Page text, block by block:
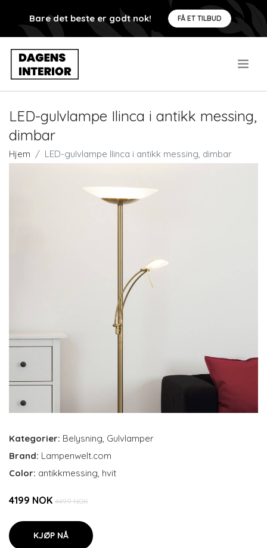
Bare det beste er godt nok! FÅ ET TILBUD
LED-gulvlampe Ilinca i antikk messing,
dimbar
Hjem LED-gulvlampe Ilinca i antikk messing, dimbar
Kategorier: Belysning, Gulvlamper
Brand: Lampenwelt.com
Color: antikkmessing, hvit
4199 NOK 4499 NOK
KJØP NÅ